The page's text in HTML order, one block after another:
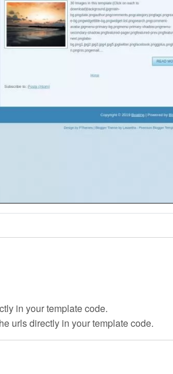
in your template code.
urls directly in your template code.